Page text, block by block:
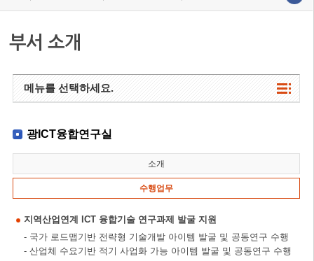
부서 소개
메뉴를 선택하세요.
광ICT융합연구실
소개
수행업무
지역산업연계 ICT 융합기술 연구과제 발굴 지원
- 국가 로드맵기반 전략형 기술개발 아이템 발굴 및 공동연구 수행
- 산업체 수요기반 적기 사업화 가능 아이템 발굴 및 공동연구 수행